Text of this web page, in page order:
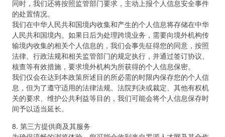
同时，我们还将按照监管部门要求，主动上报个人信息安全事件
的处置情况。
我们在中华人民共和国境内收集和产生的个人信息将存储在中华
人民共和国境内。如果日后为处理跨境业务，需要向境外机构传
输境内收集的相关个人信息的，我们会事先征得您的同意，按照
法律、行政法规和相关监管部门的规定执行，并通过签订协议、
核查等有效措施，要求境外机构为所获得的个人信息保密。
我们仅会在达到本政策所述目的所必需的时限内保存您的个人信
息，但为了遵守适用的法律法规、法院判决或裁定、其他有权机
关的要求、维护公共利益等目的，我们可能会将个人信息保存时
间予以适当延长。
8. 第三方提供商及其服务